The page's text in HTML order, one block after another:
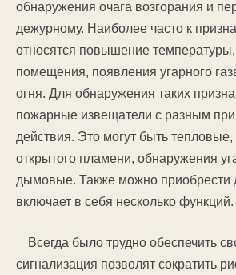
обнаружения очага возгорания и
дежурному. Наиболее часто к
относятся повышение
помещения, появления угарного
огня. Для обнаружения таких
пожарные извещатели с разным
действия. Это могут быть тепловые,
открытого пламени, обнаружения
дымовые. Также можно приобрести
включает в себя несколько функций.
Всегда было трудно обеспечить
сигнализация позволят сократить